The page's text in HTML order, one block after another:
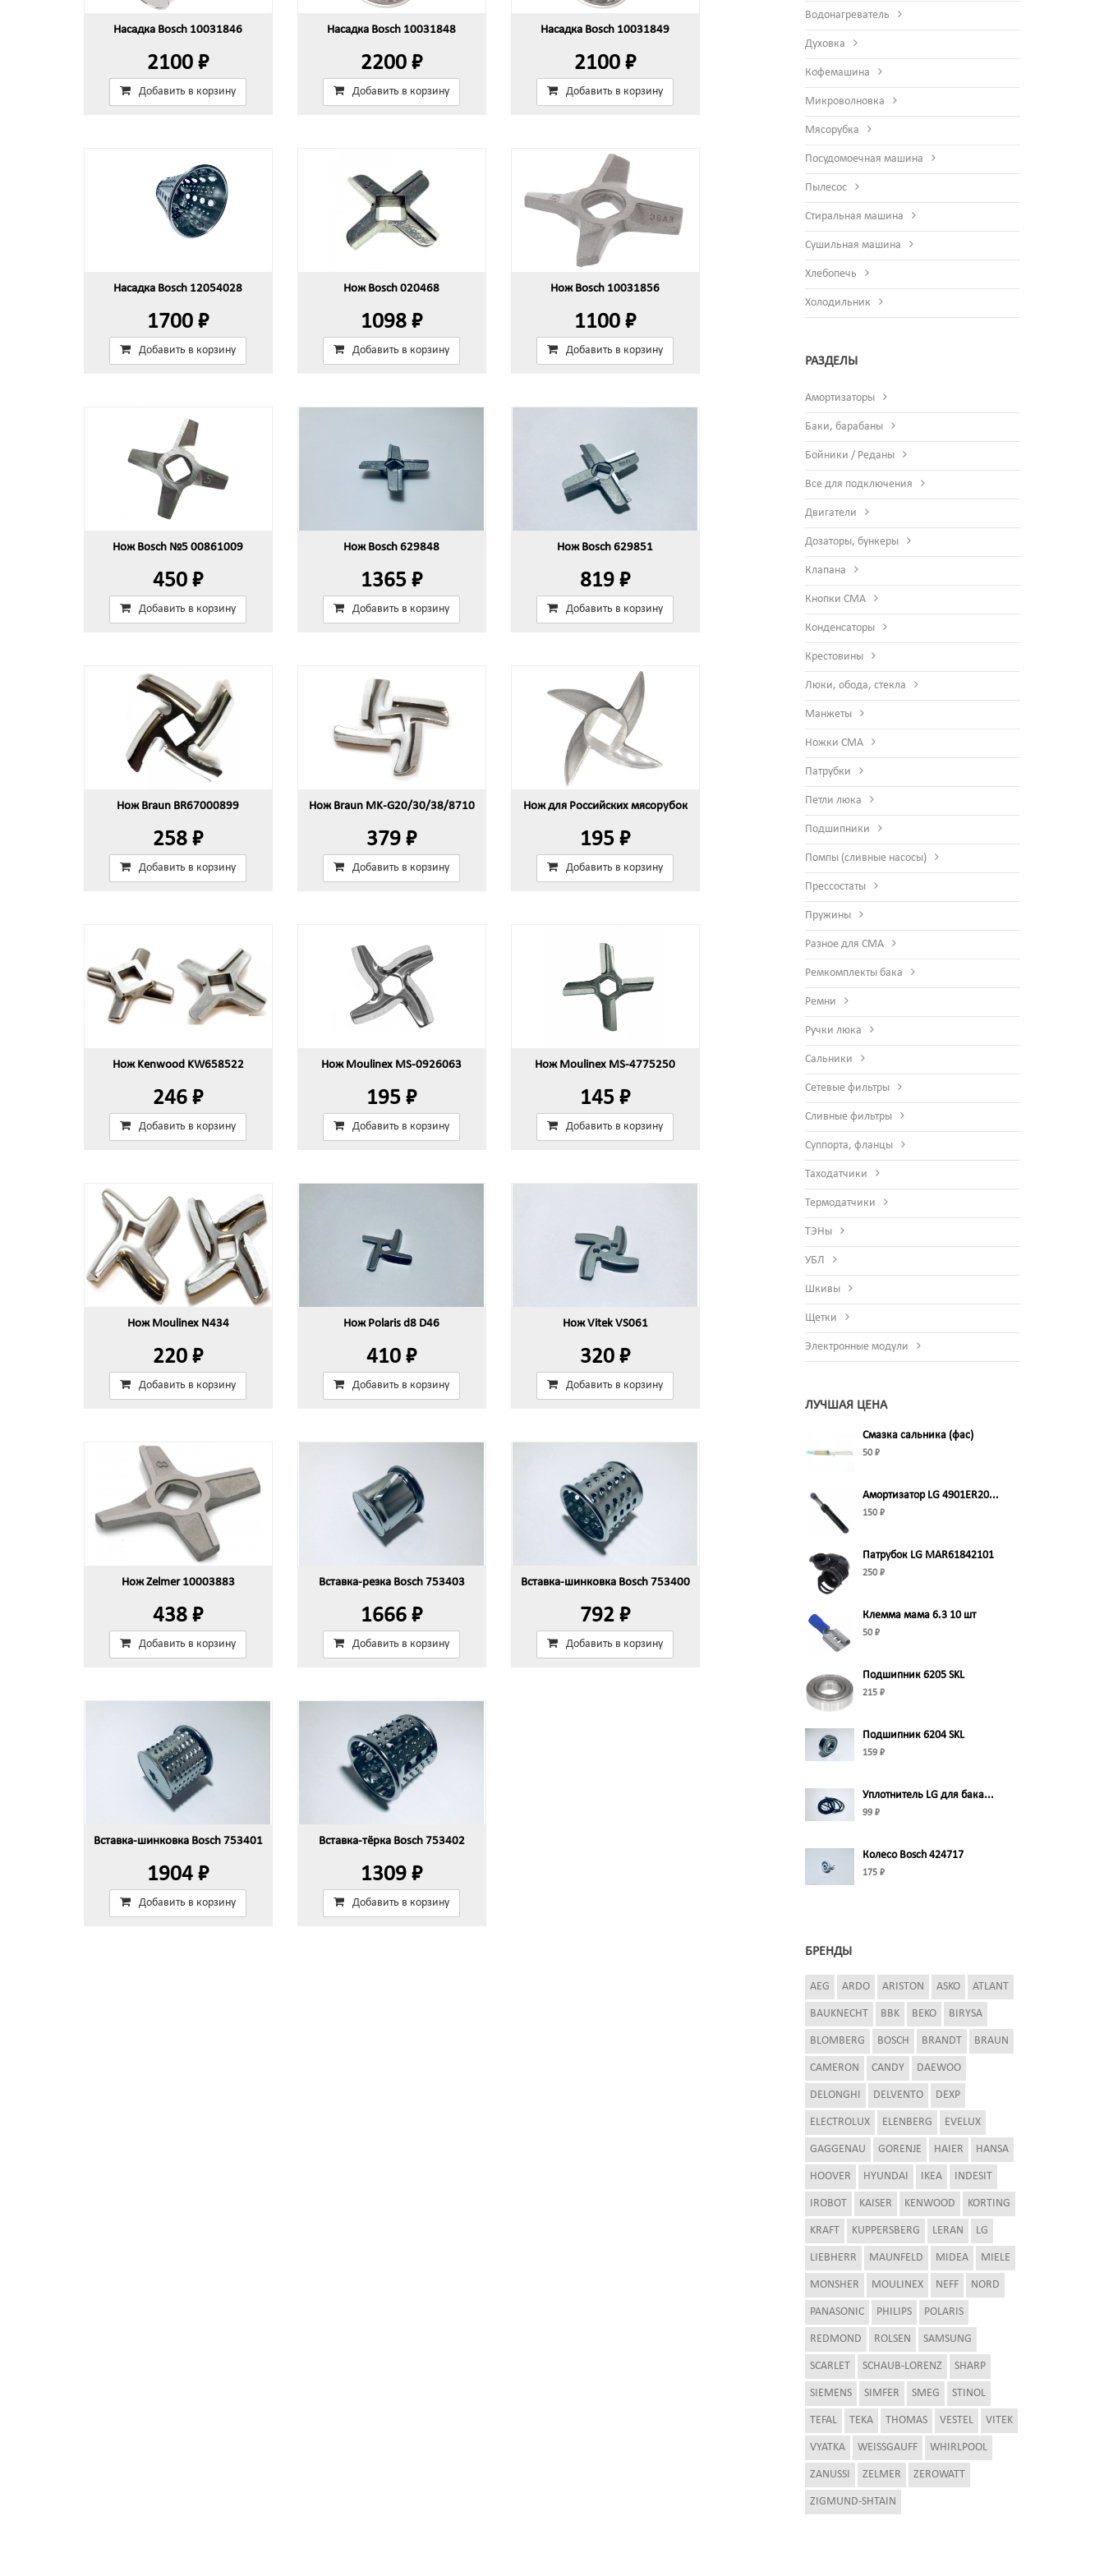
Насадка Bosch 10031846
2100 ₽
Добавить в корзину
Насадка Bosch 10031848
2200 ₽
Добавить в корзину
Насадка Bosch 10031849
2100 ₽
Добавить в корзину
Насадка Bosch 12054028
1700 ₽
Добавить в корзину
Нож Bosch 020468
1098 ₽
Добавить в корзину
Нож Bosch 10031856
1100 ₽
Добавить в корзину
Нож Bosch №5 00861009
450 ₽
Добавить в корзину
Нож Bosch 629848
1365 ₽
Добавить в корзину
Нож Bosch 629851
819 ₽
Добавить в корзину
Нож Braun BR67000899
258 ₽
Добавить в корзину
Нож Braun MK-G20/30/38/8710
379 ₽
Добавить в корзину
Нож для Российских мясорубок
195 ₽
Добавить в корзину
Нож Kenwood KW658522
246 ₽
Добавить в корзину
Нож Moulinex MS-0926063
195 ₽
Добавить в корзину
Нож Moulinex MS-4775250
145 ₽
Добавить в корзину
Нож Moulinex N434
220 ₽
Добавить в корзину
Нож Polaris d8 D46
410 ₽
Добавить в корзину
Нож Vitek VS061
320 ₽
Добавить в корзину
Нож Zelmer 10003883
438 ₽
Добавить в корзину
Вставка-резка Bosch 753403
1666 ₽
Добавить в корзину
Вставка-шинковка Bosch 753400
792 ₽
Добавить в корзину
Вставка-шинковка Bosch 753401
1904 ₽
Добавить в корзину
Вставка-тёрка Bosch 753402
1309 ₽
Добавить в корзину
Водонагреватель
Духовка
Кофемашина
Микроволновка
Мясорубка
Посудомоечная машина
Пылесос
Стиральная машина
Сушильная машина
Хлебопечь
Холодильник
РАЗДЕЛЫ
Амортизаторы
Баки, барабаны
Бойники / Реданы
Все для подключения
Двигатели
Дозаторы, бункеры
Клапана
Кнопки СМА
Конденсаторы
Крестовины
Люки, обода, стекла
Манжеты
Ножки СМА
Патрубки
Петли люка
Подшипники
Помпы (сливные насосы)
Прессостаты
Пружины
Разное для СМА
Ремкомплекты бака
Ремни
Ручки люка
Сальники
Сетевые фильтры
Сливные фильтры
Суппорта, фланцы
Таходатчики
Термодатчики
ТЭНы
УБЛ
Шкивы
Щетки
Электронные модули
ЛУЧШАЯ ЦЕНА
Смазка сальника (фас)
50 ₽
Амортизатор LG 4901ER20...
150 ₽
Патрубок LG MAR61842101
250 ₽
Клемма мама 6.3 10 шт
50 ₽
Подшипник 6205 SKL
215 ₽
Подшипник 6204 SKL
159 ₽
Уплотнитель LG для бака...
99 ₽
Колесо Bosch 424717
175 ₽
БРЕНДЫ
AEG ARDO ARISTON ASKO ATLANT
BAUKNECHT BBK BEKO BIRYSA
BLOMBERG BOSCH BRANDT BRAUN
CAMERON CANDY DAEWOO
DELONGHI DELVENTO DEXP
ELECTROLUX ELENBERG EVELUX
GAGGENAU GORENJE HAIER HANSA
HOOVER HYUNDAI IKEA INDESIT
IROBOT KAISER KENWOOD KORTING
KRAFT KUPPERSBERG LERAN LG
LIEBHERR MAUNFELD MIDEA MIELE
MONSHER MOULINEX NEFF NORD
PANASONIC PHILIPS POLARIS
REDMOND ROLSEN SAMSUNG
SCARLET SCHAUB-LORENZ SHARP
SIEMENS SIMFER SMEG STINOL
TEFAL TEKA THOMAS VESTEL VITEK
VYATKA WEISSGAUFF WHIRLPOOL
ZANUSSI ZELMER ZEROWATT
ZIGMUND-SHTAIN